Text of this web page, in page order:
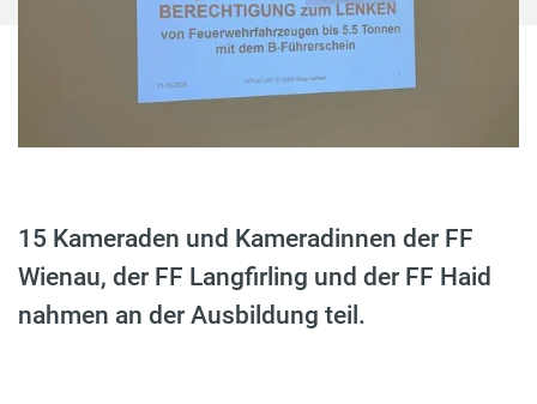
15 Kameraden und Kameradinnen der FF
Wienau, der FF Langfirling und der FF Haid
nahmen an der Ausbildung teil.